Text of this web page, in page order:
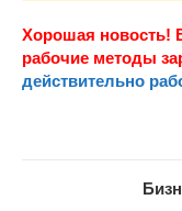
Хорошая новость!
рабочие методы
действительно